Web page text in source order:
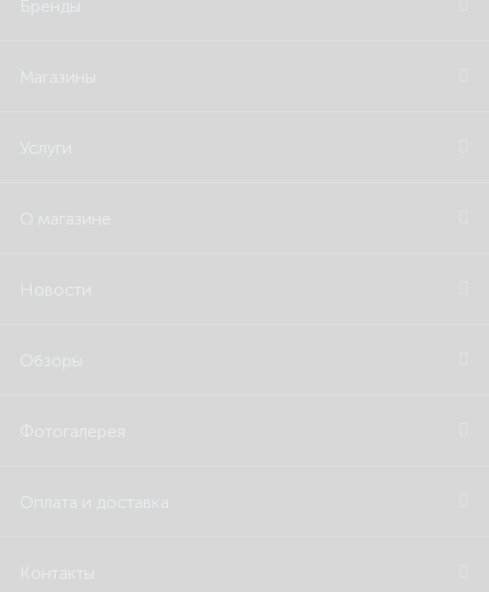
Бренды
Магазины
Услуги
О магазине
Новости
Обзоры
Фотогалерея
Оплата и доставка
Контакты